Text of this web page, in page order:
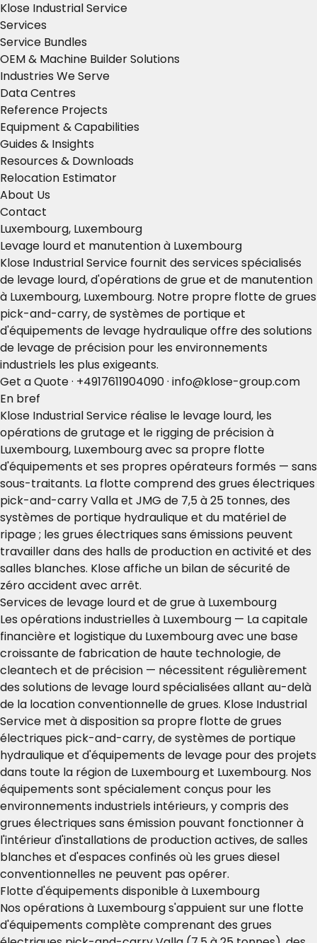
Klose Industrial Service
Services
Service Bundles
OEM & Machine Builder Solutions
Industries We Serve
Data Centres
Reference Projects
Equipment & Capabilities
Guides & Insights
Resources & Downloads
Relocation Estimator
About Us
Contact
Luxembourg, Luxembourg
Levage lourd et manutention à Luxembourg
Klose Industrial Service fournit des services spécialisés
de levage lourd, d'opérations de grue et de manutention
à Luxembourg, Luxembourg. Notre propre flotte de grues
pick-and-carry, de systèmes de portique et
d'équipements de levage hydraulique offre des solutions
de levage de précision pour les environnements
industriels les plus exigeants.
Get a Quote· +4917611904090· info@klose-group.com
En bref
Klose Industrial Service réalise le levage lourd, les
opérations de grutage et le rigging de précision à
Luxembourg, Luxembourg avec sa propre flotte
d'équipements et ses propres opérateurs formés — sans
sous-traitants. La flotte comprend des grues électriques
pick-and-carry Valla et JMG de 7,5 à 25 tonnes, des
systèmes de portique hydraulique et du matériel de
ripage ; les grues électriques sans émissions peuvent
travailler dans des halls de production en activité et des
salles blanches. Klose affiche un bilan de sécurité de
zéro accident avec arrêt.
Services de levage lourd et de grue à Luxembourg
Les opérations industrielles à Luxembourg — La capitale
financière et logistique du Luxembourg avec une base
croissante de fabrication de haute technologie, de
cleantech et de précision — nécessitent régulièrement
des solutions de levage lourd spécialisées allant au-delà
de la location conventionnelle de grues. Klose Industrial
Service met à disposition sa propre flotte de grues
électriques pick-and-carry, de systèmes de portique
hydraulique et d'équipements de levage pour des projets
dans toute la région de Luxembourg et Luxembourg. Nos
équipements sont spécialement conçus pour les
environnements industriels intérieurs, y compris des
grues électriques sans émission pouvant fonctionner à
l'intérieur d'installations de production actives, de salles
blanches et d'espaces confinés où les grues diesel
conventionnelles ne peuvent pas opérer.
Flotte d'équipements disponible à Luxembourg
Nos opérations à Luxembourg s'appuient sur une flotte
d'équipements complète comprenant des grues